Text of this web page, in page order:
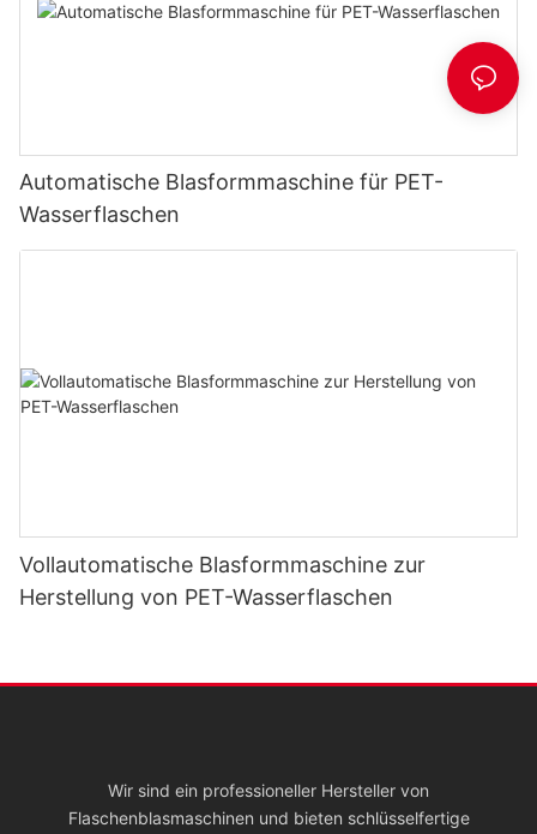
Automatische Blasformmaschine für PET-
Wasserflaschen
Vollautomatische Blasformmaschine zur
Herstellung von PET-Wasserflaschen
Wir sind ein professioneller Hersteller von
Flaschenblasmaschinen und bieten schlüsselfertige